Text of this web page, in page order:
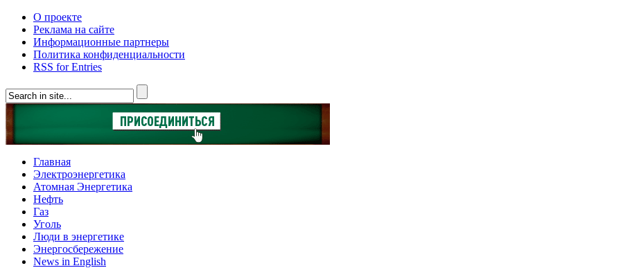
О проекте
Реклама на сайте
Информационные партнеры
Политика конфиденциальности
RSS for Entries
Главная
Электроэнергетика
Атомная Энергетика
Нефть
Газ
Уголь
Люди в энергетике
Энергосбережение
News in English